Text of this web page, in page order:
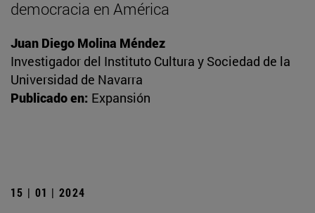
democracia en América
Juan Diego Molina Méndez
Investigador del Instituto Cultura y Sociedad de la
Universidad de Navarra
Publicado en: Expansión
15 | 01 | 2024